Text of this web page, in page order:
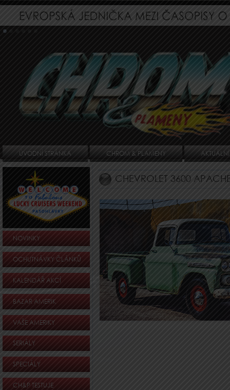
ÚVODNÍ STRÁNKA CHROM & PLAMENY
NOVINKY
OCHUTNÁVKY ČLÁNKŮ
KALENDÁŘ AKCÍ
BAZAR AMERIK
VAŠE AMERIKY
SERIÁLY
SPECIÁLY
CH&P TESTUJE
CHEVROLET 3600